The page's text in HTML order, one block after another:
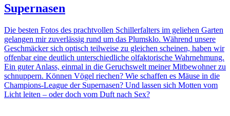
Supernasen
Die besten Fotos des prachtvollen Schillerfalters im geliehen Garten
gelangen mir zuverlässig rund um das Plumsklo. Während unsere
Geschmäcker sich optisch teilweise zu gleichen scheinen, haben wir
offenbar eine deutlich unterschiedliche olfaktorische Wahrnehmung.
Ein guter Anlass, einmal in die Geruchswelt meiner Mitbewohner zu
schnuppern. Können Vögel riechen? Wie schaffen es Mäuse in die
Champions-League der Supernasen? Und lassen sich Motten vom
Licht leiten – oder doch vom Duft nach Sex?